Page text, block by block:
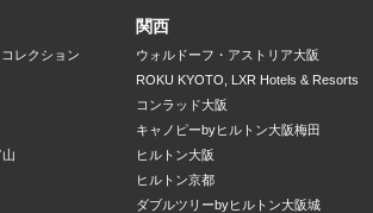
レクション
関西
ウォルドーフ・アストリア大阪
ROKU KYOTO, LXR Hotels & Resorts
コンラッド大阪
キャノピーbyヒルトン大阪梅田
ヒルトン大阪
ヒルトン京都
ダブルツリーbyヒルトン大阪城